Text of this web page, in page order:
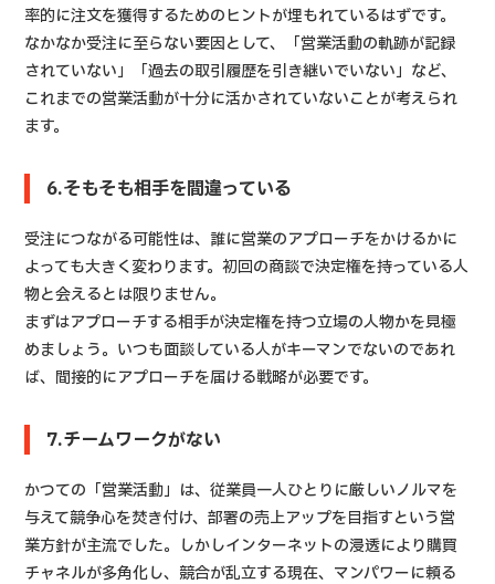
率的に注文を獲得するためのヒントが埋もれているはずです。
なかなか受注に至らない要因として、「営業活動の軌跡が記録
されていない」「過去の取引履歴を引き継いでいない」など、
これまでの営業活動が十分に活かされていないことが考えられ
ます。
6.そもそも相手を間違っている
受注につながる可能性は、誰に営業のアプローチをかけるかに
よっても大きく変わります。初回の商談で決定権を持っている人
物と会えるとは限りません。
まずはアプローチする相手が決定権を持つ立場の人物かを見極
めましょう。いつも面談している人がキーマンでないのであれ
ば、間接的にアプローチを届ける戦略が必要です。
7.チームワークがない
かつての「営業活動」は、従業員一人ひとりに厳しいノルマを
与えて競争心を焚き付け、部署の売上アップを目指すという営
業方針が主流でした。しかしインターネットの浸透により購買
チャネルが多角化し、競合が乱立する現在、マンパワーに頼る